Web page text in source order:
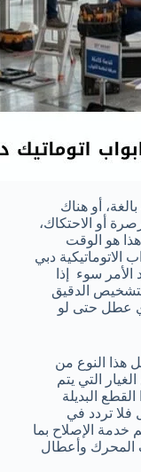
أو هناك
أو الاحتكاك،
هو الوقت
الاتوماتيكية دبي
سوء إذا
الدقيق
عطل حتى لو
هذا النوع من
التي يتم
البديلة
فلا تردد في
خدمة الإصلاح بما
المحرك وأعطال